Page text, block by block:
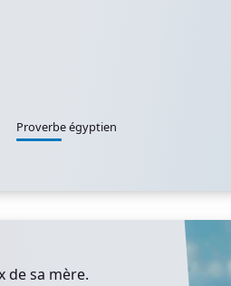
Proverbe égyptien
de sa mère.